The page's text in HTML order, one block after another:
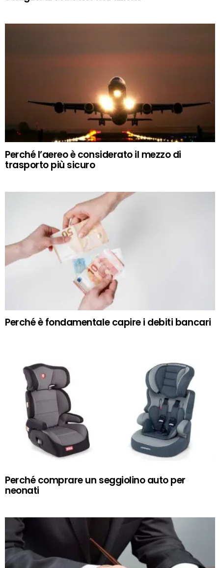
Perché l’aereo è considerato il mezzo di
trasporto più sicuro
Perché è fondamentale capire i debiti bancari
Perché comprare un seggiolino auto per
neonati